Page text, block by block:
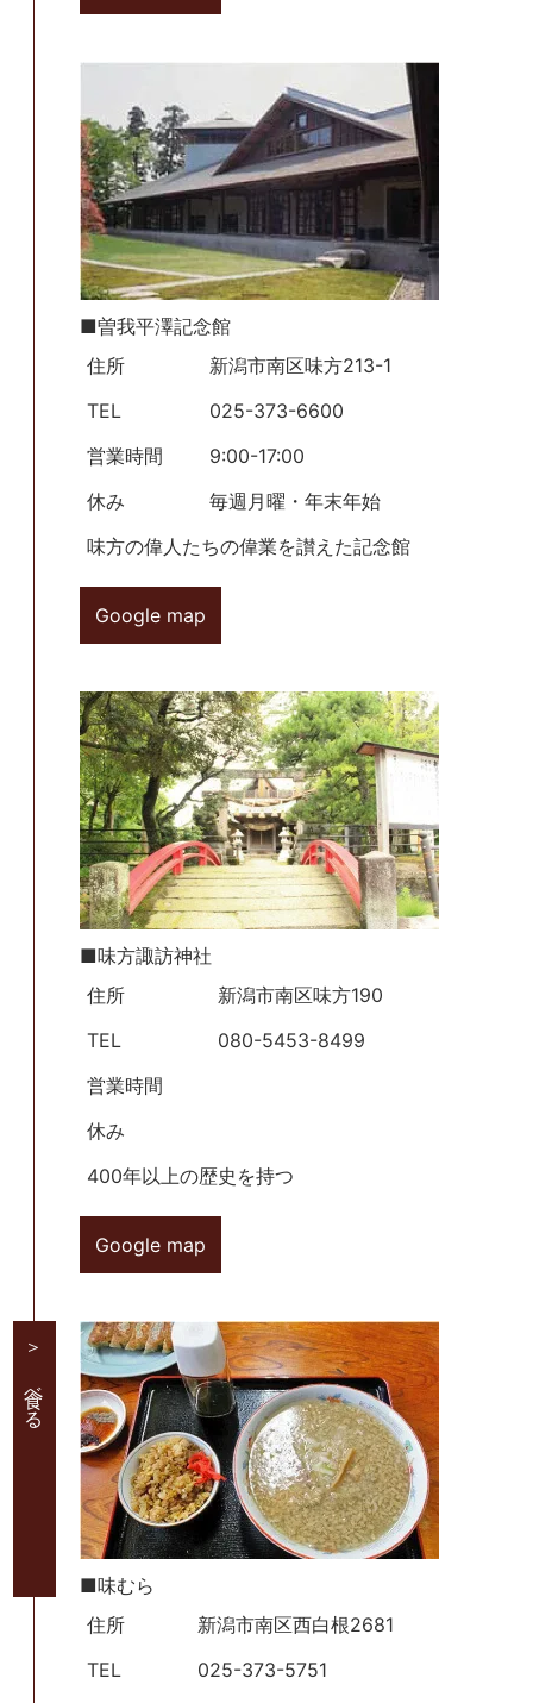
■曽我平澤記念館
住所
新潟市南区味方213-1
TEL
025-373-6600
営業時間
9:00-17:00
休み
毎週月曜・年末年始
味方の偉人たちの偉業を讃えた記念館
Google map
■味方諏訪神社
住所
新潟市南区味方190
TEL
080-5453-8499
営業時間
休み
400年以上の歴史を持つ
Google map
＞ 食べる
■味むら
住所
新潟市南区西白根2681
TEL
025-373-5751